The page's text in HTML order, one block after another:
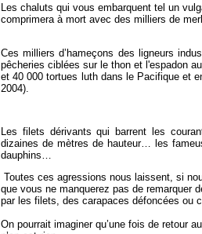
Les chaluts qui vous embarquent tel un
comprimera à mort avec des milliers de
Ces milliers d’hameçons des ligneurs
pêcheries ciblées sur le thon et l'espadon
et 40 000 tortues luth dans le Pacifique et
2004).
Les filets dérivants qui barrent les
dizaines de mètres de hauteur… les
dauphins…
Toutes ces agressions nous laissent, si
que vous ne manquerez pas de remarquer
par les filets, des carapaces défoncées ou
On pourrait imaginer qu’une fois de retour